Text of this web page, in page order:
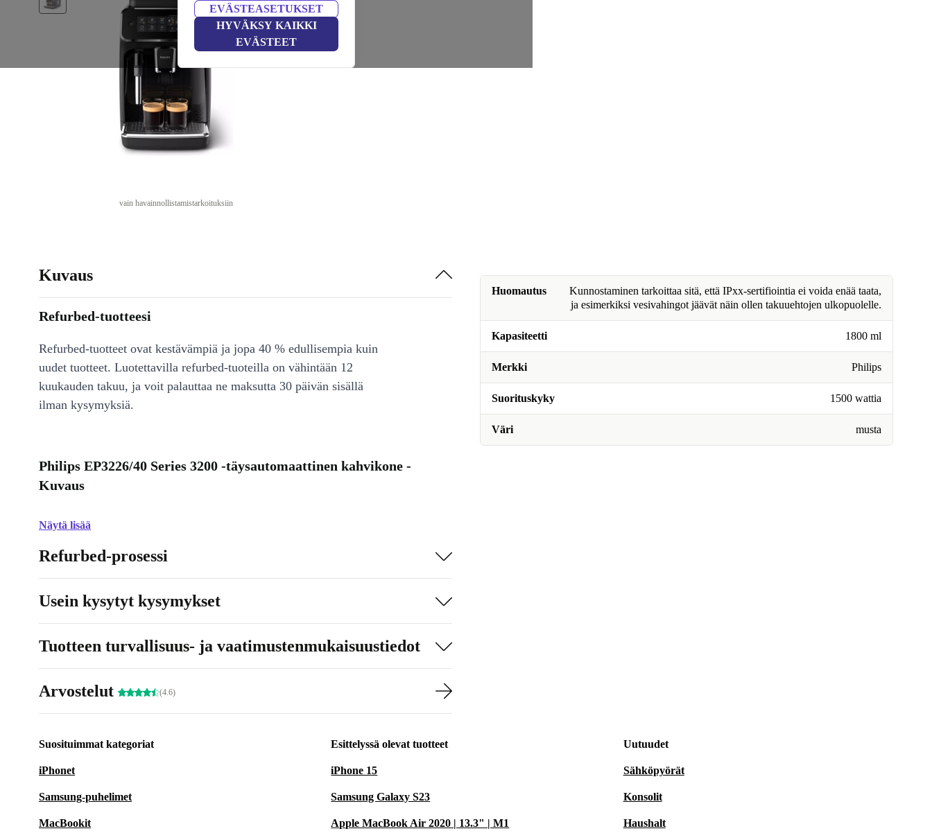
EVÄSTEASETUKSET
HYVÄKSY KAIKKI
EVÄSTEET
vain havainnollistamistarkoituksiin
Huomautus
Kunnostaminen tarkoittaa sitä, että IPxx-sertifiointia ei voida enää taata,
ja esimerkiksi vesivahingot jäävät näin ollen takuuehtojen ulkopuolelle.
Kapasiteetti 1800 ml
Merkki Philips
Suorituskyky 1500 wattia
Väri musta
Kuvaus
Refurbed-tuotteesi
Refurbed-tuotteet ovat kestävämpiä ja jopa 40 % edullisempia kuin
uudet tuotteet. Luotettavilla refurbed-tuoteilla on vähintään 12
kuukauden takuu, ja voit palauttaa ne maksutta 30 päivän sisällä
ilman kysymyksiä.
Philips EP3226/40 Series 3200 -täysautomaattinen kahvikone -
Kuvaus
Näytä lisää
Refurbed-prosessi
Usein kysytyt kysymykset
Tuotteen turvallisuus- ja vaatimustenmukaisuustiedot
Arvostelut (4.6)
Suosituimmat kategoriat
iPhonet
Samsung-puhelimet
MacBookit
Esittelyssä olevat tuotteet
iPhone 15
Samsung Galaxy S23
Apple MacBook Air 2020 | 13.3" | M1
Uutuudet
Sähköpyörät
Konsolit
Haushalt